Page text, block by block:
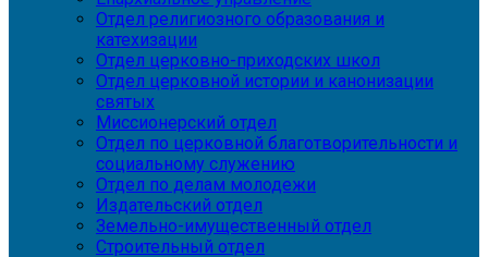
Отдел религиозного образования и
катехизации
Отдел церковно-приходских школ
Отдел церковной истории и канонизации
святых
Миссионерский отдел
Отдел по церковной благотворительности и
социальному служению
Отдел по делам молодежи
Издательский отдел
Земельно-имущественный отдел
Строительный отдел